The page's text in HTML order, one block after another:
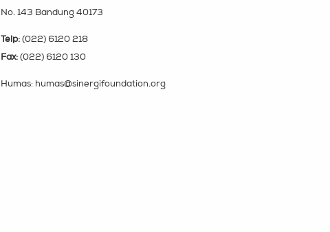
No. 143 Bandung 40173
Telp: (022) 6120 218
Fax: (022) 6120 130
Humas: humas@sinergifoundation.org